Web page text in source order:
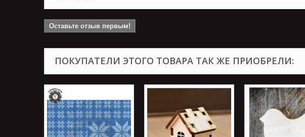
Оставьте отзыв первым!
ПОКУПАТЕЛИ ЭТОГО ТОВАРА ТАК ЖЕ ПРИОБРЕЛИ: